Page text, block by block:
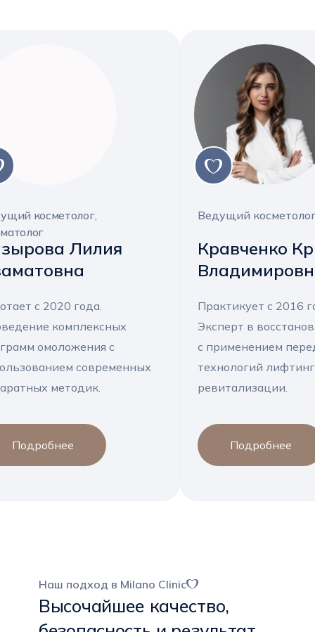
Лилия
с 2020 года.
комплексных
омоложения с
современных
методик.
Подробнее
косметолог,
Кравченко
Практикует с 2016
Эксперт в
с применением
технологий
ревитализации.
Подробнее
Ведущий
Наш подход в Milano Clinic
Высочайшее качество,